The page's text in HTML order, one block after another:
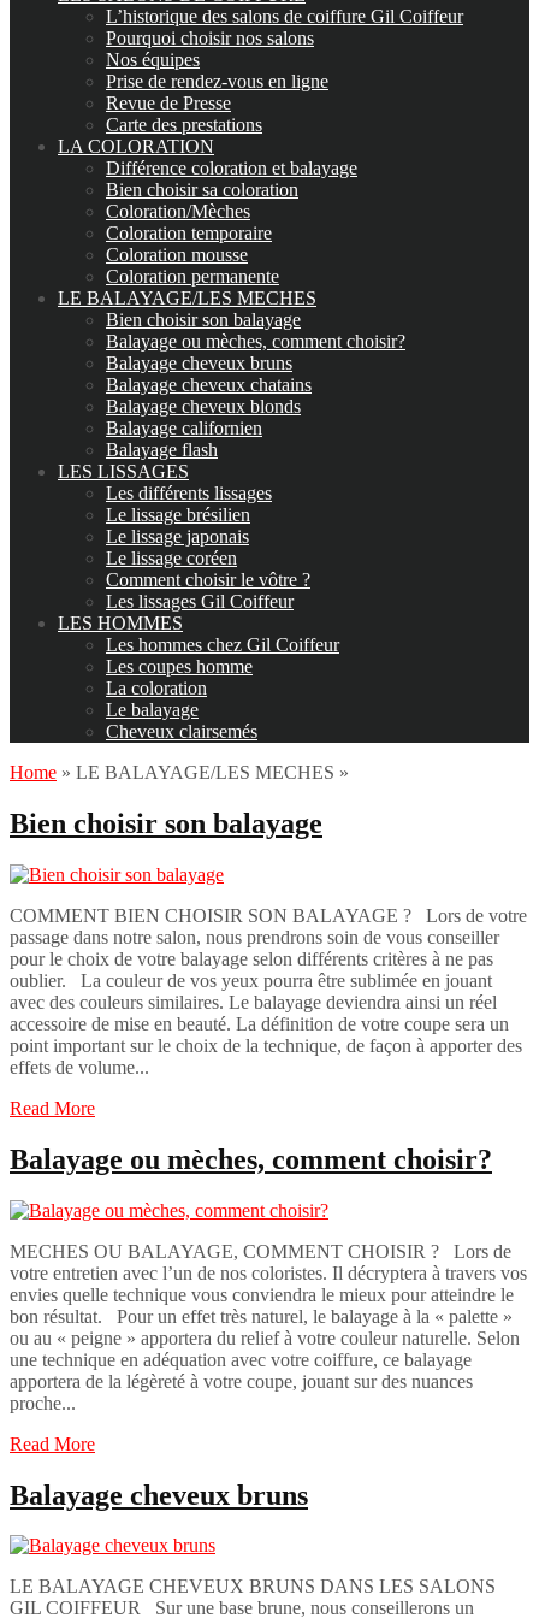
L’historique des salons de coiffure Gil Coiffeur
Pourquoi choisir nos salons
Nos équipes
Prise de rendez-vous en ligne
Revue de Presse
Carte des prestations
LA COLORATION
Différence coloration et balayage
Bien choisir sa coloration
Coloration/Mèches
Coloration temporaire
Coloration mousse
Coloration permanente
LE BALAYAGE/LES MECHES
Bien choisir son balayage
Balayage ou mèches, comment choisir?
Balayage cheveux bruns
Balayage cheveux chatains
Balayage cheveux blonds
Balayage californien
Balayage flash
LES LISSAGES
Les différents lissages
Le lissage brésilien
Le lissage japonais
Le lissage coréen
Comment choisir le vôtre ?
Les lissages Gil Coiffeur
LES HOMMES
Les hommes chez Gil Coiffeur
Les coupes homme
La coloration
Le balayage
Cheveux clairsemés
Home » LE BALAYAGE/LES MECHES »
Bien choisir son balayage
COMMENT BIEN CHOISIR SON BALAYAGE ? Lors de votre
passage dans notre salon, nous prendrons soin de vous conseiller
pour le choix de votre balayage selon différents critères à ne pas
oublier. La couleur de vos yeux pourra être sublimée en jouant
avec des couleurs similaires. Le balayage deviendra ainsi un réel
accessoire de mise en beauté. La définition de votre coupe sera un
point important sur le choix de la technique, de façon à apporter des
effets de volume...
Read More
Balayage ou mèches, comment choisir?
MECHES OU BALAYAGE, COMMENT CHOISIR ? Lors de
votre entretien avec l’un de nos coloristes. Il décryptera à travers vos
envies quelle technique vous conviendra le mieux pour atteindre le
bon résultat. Pour un effet très naturel, le balayage à la « palette »
ou au « peigne » apportera du relief à votre couleur naturelle. Selon
une technique en adéquation avec votre coiffure, ce balayage
apportera de la légèreté à votre coupe, jouant sur des nuances
proche...
Read More
Balayage cheveux bruns
LE BALAYAGE CHEVEUX BRUNS DANS LES SALONS
GIL COIFFEUR Sur une base brune, nous conseillerons un